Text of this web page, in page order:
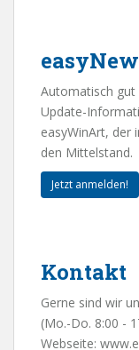
Automatisch
Update-
easyWinArt, der
den Mittelstand.
Jetzt anmelden!
Kontakt
Gerne sind wir
(Mo.-Do. 8:00 -
Webseite: